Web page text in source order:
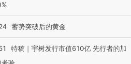
蓄势突破后的黄金
特稿｜宇树发行市值610亿 先行者的加